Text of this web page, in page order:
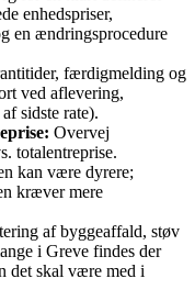
enhedspriser,
en ændringsprocedure
færdigmelding og
ved aflevering,
sidste rate).
Overvej
totalentreprise.
kan være dyrere;
kræver mere
af byggeaffald, støv
i Greve findes der
det skal være med i